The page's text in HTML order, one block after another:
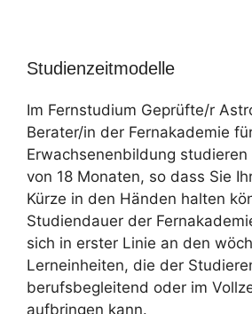
Studienzeitmodelle
Im Fernstudium Geprüfte/r
Berater/in der Fernakademie
Erwachsenenbildung studieren
von 18 Monaten, so dass Sie
Kürze in den Händen halten
Studiendauer der
sich in erster Linie an den
Lerneinheiten, die der
berufsbegleitend oder im
aufbringen kann.